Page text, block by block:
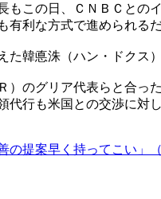
この日、ＣＮＢＣと
利な方式で進められる
韓悳洙（ハン・ドクス
のグリア代表らと合
行も米国との交渉に対
提案早く持ってこい」（